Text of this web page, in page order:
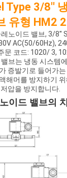
Type 3/8''
유형 HM2
노이드 밸브, 3/8''
AC(50/60Hz),
문 코드: 1020/ 3,
브는 냉동 시스템
증발기로 들어가
해머를 방지하기
압을 방지합니다.
이드 밸브의